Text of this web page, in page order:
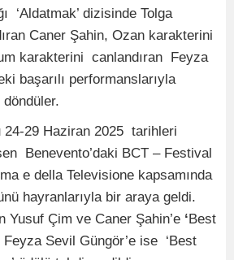
‘Aldatmak’ dizisinde Tolga
Caner Şahin, Ozan karakterini
karakterini canlandıran Feyza
başarılı performanslarıyla
döndüler.
24-29 Haziran 2025 tarihleri
Benevento’daki BCT – Festival
e della Televisione kapsamında
hayranlarıyla bir araya geldi.
Yusuf Çim ve Caner Şahin’e ‘Best
Feyza Sevil Güngör’e ise ‘Best